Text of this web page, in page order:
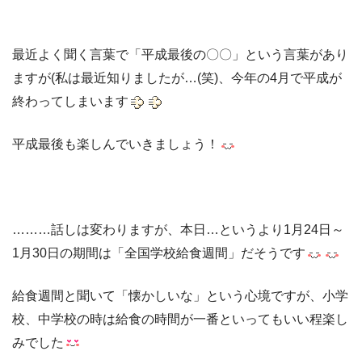
最近よく聞く言葉で「平成最後の〇〇」という言葉があり
ますが(私は最近知りましたが…(笑)、今年の4月で平成が
終わってしまいます
平成最後も楽しんでいきましょう！
………話しは変わりますが、本日…というより1月24日～
1月30日の期間は「全国学校給食週間」だそうです
給食週間と聞いて「懐かしいな」という心境ですが、小学
校、中学校の時は給食の時間が一番といってもいい程楽し
みでした